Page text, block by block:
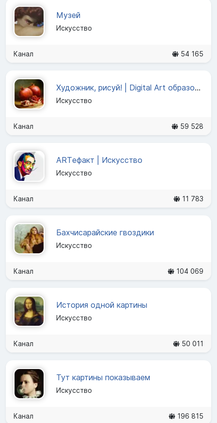
Музей
Искусство
Канал 54 165
Художник, рисуй! | Digital Art образование
Искусство
Канал 59 528
ARTефакт | Искусство
Искусство
Канал 11 783
Бахчисарайские гвоздики
Искусство
Канал 104 069
История одной картины
Искусство
Канал 50 011
Тут картины показываем
Искусство
Канал 196 815